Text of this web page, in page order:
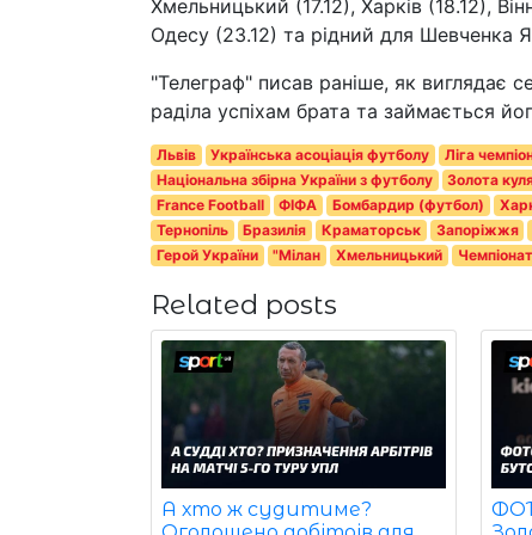
Хмельницький (17.12), Харків (18.12),
Одесу (23.12) та рідний для Шевченка
"Телеграф" писав раніше, як виглядає
раділа успіхам брата та займається
Львів Українська асоціація футболу Ліга
Національна збірна України з футболу
Золота
France Football
ФІФА Бомбардир (футбол)
Тернопіль
Бразилія Краматорськ Запоріжжя
Герой України
"Мілан Хмельницький
Related posts
А хто ж судитиме?